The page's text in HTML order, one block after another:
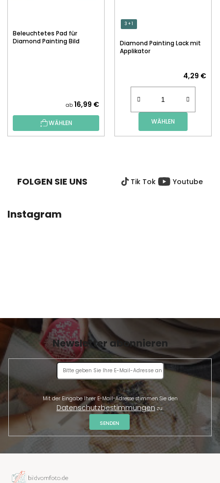
Beleuchtetes Pad für
Diamond Painting Bild
ab 16,99 €
WÄHLEN
3 + 1
Diamond Painting Lack mit
Applikator
4,29 €
WÄHLEN
FOLGEN SIE UNS Tik Tok Youtube
Instagram
Newsletter abonnieren
Datenschutzbestimmungenzu.
SENDEN